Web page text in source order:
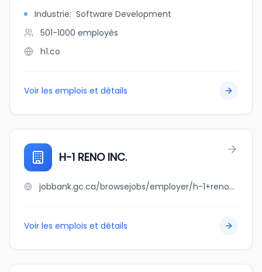
Industrie: Software Development
501-1000 employés
h1.co
Voir les emplois et détails
H-1 RENO INC.
jobbank.gc.ca/browsejobs/employer/h-1+reno+inc./ca
Voir les emplois et détails